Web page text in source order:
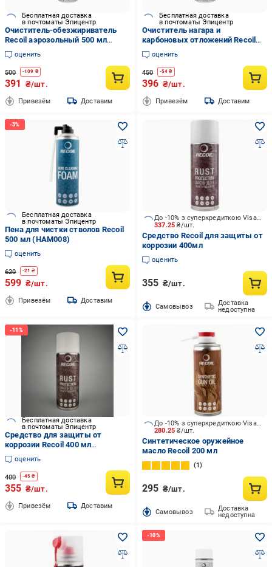
Бесплатная доставка
в почтоматы Эпицентр
Очиститель-обезжириватель
Recoil аэрозольный 500 мл
(DOGL-11)
оценить
500 -109 ₴
391 ₴/шт.
Привезём Доставим
Бесплатная доставка
в почтоматы Эпицентр
Очиститель нагара и
карбоновых отложений Recoil
400 мл (DOGL-10)
оценить
450 -54 ₴
396 ₴/шт.
Привезём Доставим
Бесплатная доставка
в почтоматы Эпицентр
Пена для чистки стволов Recoil
500 мл (HAM008)
оценить
620 -21 ₴
599 ₴/шт.
Привезём Доставим
337.25₴/шт.
До -10% з суперкредиткою Visa Вигода
Средство Recoil для защиты от
коррозии 400мл
оценить
355 ₴/шт.
Cамовывоз
Доставка
недоступна
Бесплатная доставка
в почтоматы Эпицентр
Средство для защиты от
коррозии Recoil 400 мл
(HAM006)
оценить
400 -45 ₴
355 ₴/шт.
Привезём Доставим
280.25₴/шт.
До -10% з суперкредиткою Visa Вигода
Синтетическое оружейное
масло Recoil 200 мл
1
295 ₴/шт.
Cамовывоз
Доставка
недоступна